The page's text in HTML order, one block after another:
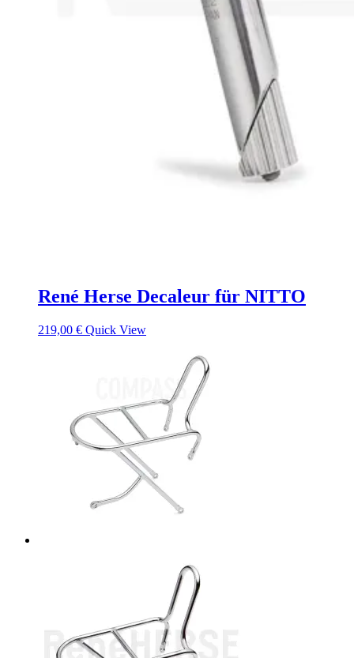
René Herse Decaleur für NITTO
219,00 € Quick View